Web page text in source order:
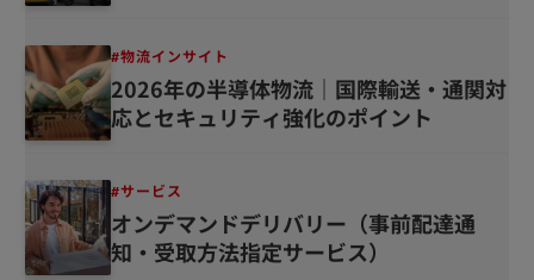
#物流インサイト
2026年の半導体物流｜国際輸送・通関対
応とセキュリティ強化のポイント
#サービス
オンデマンドデリバリー（事前配達通
知・受取方法指定サービス）